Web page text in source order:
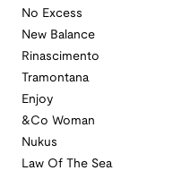
No Excess
New Balance
Rinascimento
Tramontana
Enjoy
&Co Woman
Nukus
Law Of The Sea